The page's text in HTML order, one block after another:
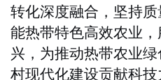
转化深度融合，坚持
能热带特色高效农业
兴，为推动热带农业
村现代化建设贡献科技